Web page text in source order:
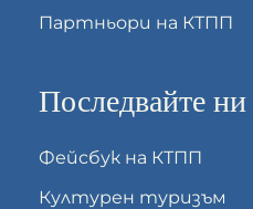
Партньори на КТПП
Последвайте ни
Фейсбук на КТПП
Културен туризъм